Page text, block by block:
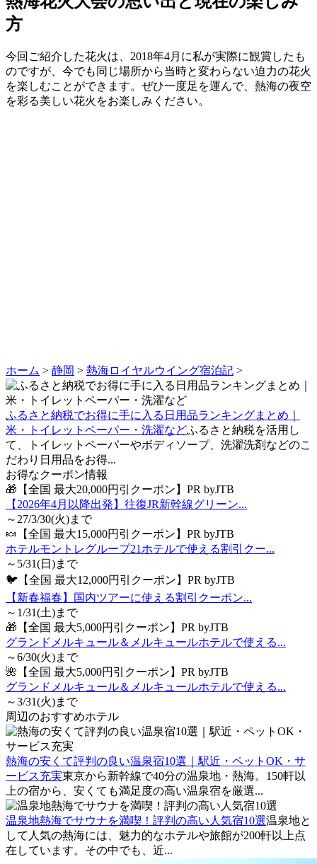
方
今回ご紹介した花火は、2018年4月に私が実際に観賞したも
のですが、今でも同じ場所から当時と変わらない迫力の花火
を楽しむことができます。ぜひ一度足を運んで、熱海の夜空
を彩る美しい花火をお楽しみください。
ホーム > 静岡 > 熱海ロイヤルウイング宿泊記 >
ふるさと納税でお得に手に入る日用品ランキングまとめ｜
米・トイレットペーパー・洗濯などふるさと納税を活用し
て、トイレットペーパーやボディソープ、洗濯洗剤などのこ
だわり日用品をお得...
お得なクーポン情報
🎁【全国 最大20,000円引クーポン】PR byJTB
【2026年4月以降出発】往復JR新幹線グリーン...
～27/3/30(火)まで
🍬【全国 最大15,000円引クーポン】PR byJTB
ホテルモントレグループ21ホテルで使える割引クー...
～5/31(日)まで
🐦【全国 最大12,000円引クーポン】PR byJTB
【新春福春】国内ツアーに使える割引クーポン...
～1/31(土)まで
🎁【全国 最大5,000円引クーポン】PR byJTB
グランドメルキュール＆メルキュールホテルで使える...
～6/30(火)まで
🌺【全国 最大5,000円引クーポン】PR byJTB
グランドメルキュール＆メルキュールホテルで使える...
～3/31(火)まで
周辺のおすすめホテル
熱海の安くて評判の良い温泉宿10選｜駅近・ペットOK・サ
ービス充実東京から新幹線で40分の温泉地・熱海。150軒以
上の宿から、安くても満足度の高い温泉宿を厳選...
温泉地熱海でサウナを満喫！評判の高い人気宿10選温泉地と
して人気の熱海には、魅力的なホテルや旅館が200軒以上点
在しています。その中でも、近...